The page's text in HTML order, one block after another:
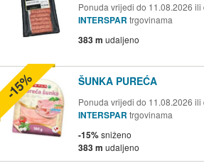
Ponuda vrijedi do 11.08.2026 ili
INTERSPAR trgovinama
383 m udaljeno
ŠUNKA PUREĆA
Ponuda vrijedi do 11.08.2026 ili
INTERSPAR trgovinama
-15%sniženo
383 m udaljeno
-15%